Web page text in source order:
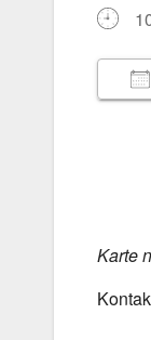
Kar­te